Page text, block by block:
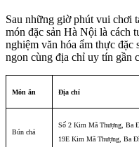
Sau những giờ phút vui chơi
món đặc sản Hà Nội là cách
nghiệm văn hóa ẩm thực đặc
ngon cùng địa chỉ uy tín gần
Món ăn Địa chỉ
Bún chả
Số 2 Kim Mã Thượng, Ba
19E Kim Mã Thượng, Ba